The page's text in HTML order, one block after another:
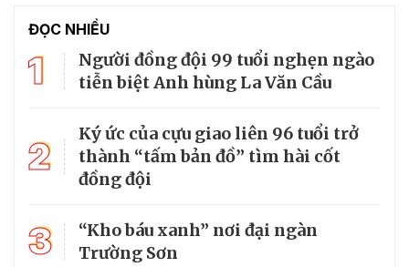
ĐỌC NHIỀU
1
Người đồng đội 99 tuổi nghẹn ngào
tiễn biệt Anh hùng La Văn Cầu
2
Ký ức của cựu giao liên 96 tuổi trở
thành “tấm bản đồ” tìm hài cốt
đồng đội
3
“Kho báu xanh” nơi đại ngàn
Trường Sơn